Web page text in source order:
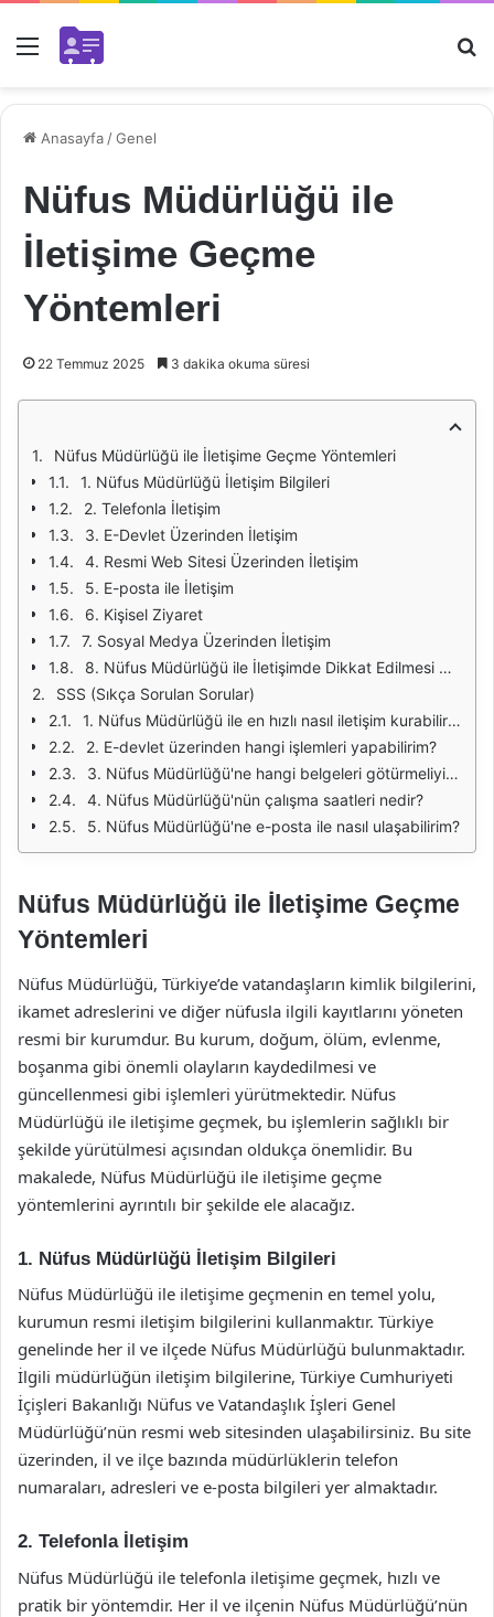
Menü
Anasayfa /Genel
Nüfus Müdürlüğü ile
İletişime Geçme
Yöntemleri
22 Temmuz 2025 3 dakika okuma süresi
Nüfus Müdürlüğü ile İletişime Geçme Yöntemleri
1. Nüfus Müdürlüğü İletişim Bilgileri
2. Telefonla İletişim
3. E-Devlet Üzerinden İletişim
4. Resmi Web Sitesi Üzerinden İletişim
5. E-posta ile İletişim
6. Kişisel Ziyaret
7. Sosyal Medya Üzerinden İletişim
8. Nüfus Müdürlüğü ile İletişimde Dikkat Edilmesi Gerekenler
SSS (Sıkça Sorulan Sorular)
1. Nüfus Müdürlüğü ile en hızlı nasıl iletişim kurabilirim?
2. E-devlet üzerinden hangi işlemleri yapabilirim?
3. Nüfus Müdürlüğü'ne hangi belgeleri götürmeliyim?
4. Nüfus Müdürlüğü'nün çalışma saatleri nedir?
5. Nüfus Müdürlüğü'ne e-posta ile nasıl ulaşabilirim?
Nüfus Müdürlüğü ile İletişime Geçme
Yöntemleri
Nüfus Müdürlüğü, Türkiye’de vatandaşların kimlik bilgilerini,
ikamet adreslerini ve diğer nüfusla ilgili kayıtlarını yöneten
resmi bir kurumdur. Bu kurum, doğum, ölüm, evlenme,
boşanma gibi önemli olayların kaydedilmesi ve
güncellenmesi gibi işlemleri yürütmektedir. Nüfus
Müdürlüğü ile iletişime geçmek, bu işlemlerin sağlıklı bir
şekilde yürütülmesi açısından oldukça önemlidir. Bu
makalede, Nüfus Müdürlüğü ile iletişime geçme
yöntemlerini ayrıntılı bir şekilde ele alacağız.
1. Nüfus Müdürlüğü İletişim Bilgileri
Nüfus Müdürlüğü ile iletişime geçmenin en temel yolu,
kurumun resmi iletişim bilgilerini kullanmaktır. Türkiye
genelinde her il ve ilçede Nüfus Müdürlüğü bulunmaktadır.
İlgili müdürlüğün iletişim bilgilerine, Türkiye Cumhuriyeti
İçişleri Bakanlığı Nüfus ve Vatandaşlık İşleri Genel
Müdürlüğü’nün resmi web sitesinden ulaşabilirsiniz. Bu site
üzerinden, il ve ilçe bazında müdürlüklerin telefon
numaraları, adresleri ve e-posta bilgileri yer almaktadır.
2. Telefonla İletişim
Nüfus Müdürlüğü ile telefonla iletişime geçmek, hızlı ve
pratik bir yöntemdir. Her il ve ilçenin Nüfus Müdürlüğü’nün